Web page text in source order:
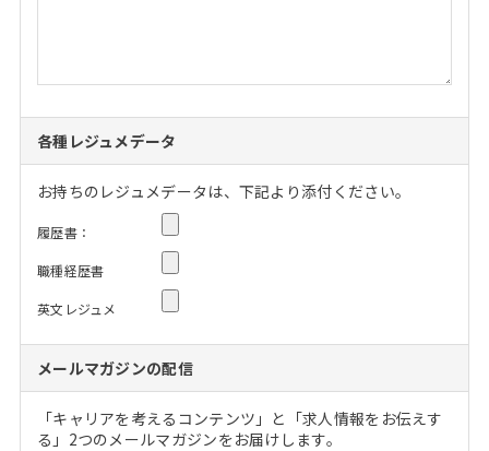
各種レジュメデータ
お持ちのレジュメデータは、下記より添付ください。
履歴書：
職種経歴書
英文レジュメ
メールマガジンの配信
「キャリアを考えるコンテンツ」と「求人情報をお伝えす
る」2つのメールマガジンをお届けします。